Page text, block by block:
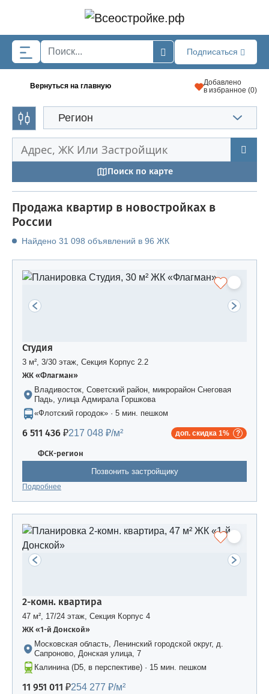
Подписаться
Вернуться на главную
Добавлено
в избранное (0)
Регион
Поиск по карте
Продажа квартир в новостройках в
России
Найдено 31 098 объявлений в 96 ЖК
Студия
3 м², 3/30 этаж, Секция Корпус 2.2
ЖК «Флагман»
Владивосток, Советский район, микрорайон Снеговая
Падь, улица Адмирала Горшкова
«Флотский городок» · 5 мин. пешком
6 511 436 ₽217 048 ₽/м² доп. скидка 1%
ФСК-регион
Позвонить застройщику
Подробнее
2-комн. квартира
47 м², 17/24 этаж, Секция Корпус 4
ЖК «1-й Донской»
Московская область, Ленинский городской округ, д.
Сапроново, Донская улица, 7
Калинина (D5, в перспективе) · 15 мин. пешком
11 951 011 ₽254 277 ₽/м²